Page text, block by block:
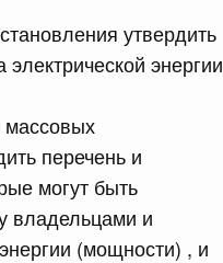
утвердить
энергии
массовых
перечень и
могут быть
владельцами и
(мощности) , и